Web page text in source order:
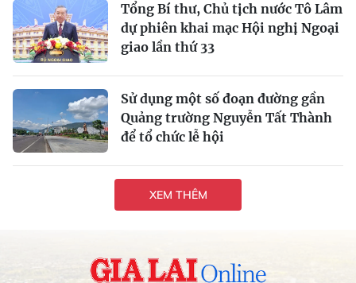
Tổng Bí thư, Chủ tịch nước Tô Lâm
dự phiên khai mạc Hội nghị Ngoại
giao lần thứ 33
Sử dụng một số đoạn đường gần
Quảng trường Nguyễn Tất Thành
để tổ chức lễ hội
XEM THÊM